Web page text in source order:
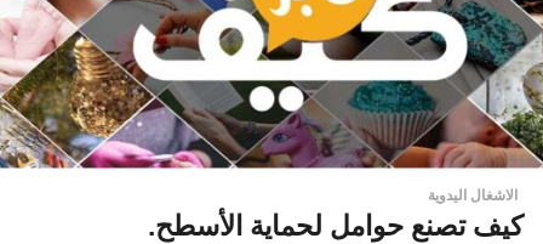
الاشغال اليدوية
كيف تصنع حوامل لحماية الأسطح.